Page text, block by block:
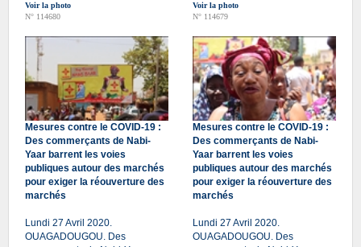
Voir la photo
N° 114680
Voir la photo
N° 114679
Mesures contre le COVID-19 :
Des commerçants de Nabi-
Yaar barrent les voies
publiques autour des marchés
pour exiger la réouverture des
marchés
Lundi 27 Avril 2020.
OUAGADOUGOU. Des
Mesures contre le COVID-19 :
Des commerçants de Nabi-
Yaar barrent les voies
publiques autour des marchés
pour exiger la réouverture des
marchés
Lundi 27 Avril 2020.
OUAGADOUGOU. Des